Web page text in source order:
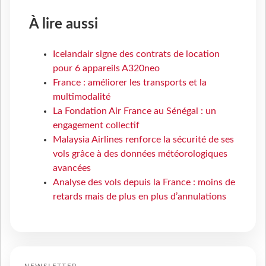
À lire aussi
Icelandair signe des contrats de location
pour 6 appareils A320neo
France : améliorer les transports et la
multimodalité
La Fondation Air France au Sénégal : un
engagement collectif
Malaysia Airlines renforce la sécurité de ses
vols grâce à des données météorologiques
avancées
Analyse des vols depuis la France : moins de
retards mais de plus en plus d’annulations